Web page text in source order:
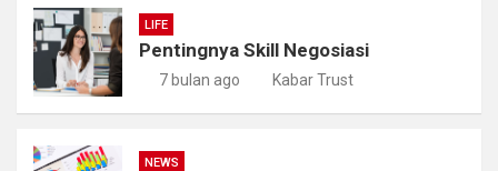
LIFE
Pentingnya Skill Negosiasi
7 bulan ago Kabar Trust
NEWS